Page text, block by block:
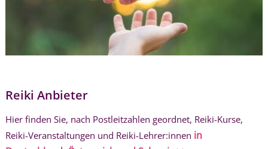
Reiki Anbieter
Hier finden Sie, nach Postleitzahlen geordnet, Reiki-Kurse,
Reiki-Veranstaltungen und Reiki-Lehrer:innen in